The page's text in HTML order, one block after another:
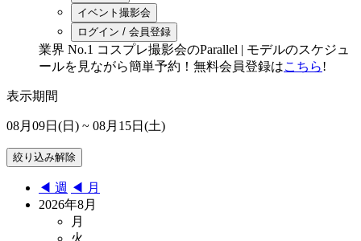
イベント撮影会
ログイン / 会員登録
業界 No.1 コスプレ撮影会のParallel | モデルのスケジュ
ールを見ながら簡単予約！無料会員登録はこちら!
表示期間
08月09日(日) ~ 08月15日(土)
◀︎ 週 ◀︎ 月
2026年8月
月
火